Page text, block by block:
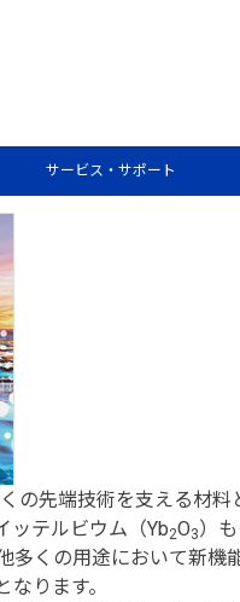
サービス・サポート
高純度酸化
の先端技術を支える材
ッテルビウム（Yb2O3）
くの用途において新機
ります。